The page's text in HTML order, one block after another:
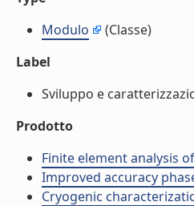
Modulo
(Classe)
Label
Sviluppo e
Prodotto
Finite element analysis
Improved accuracy
Cryogenic